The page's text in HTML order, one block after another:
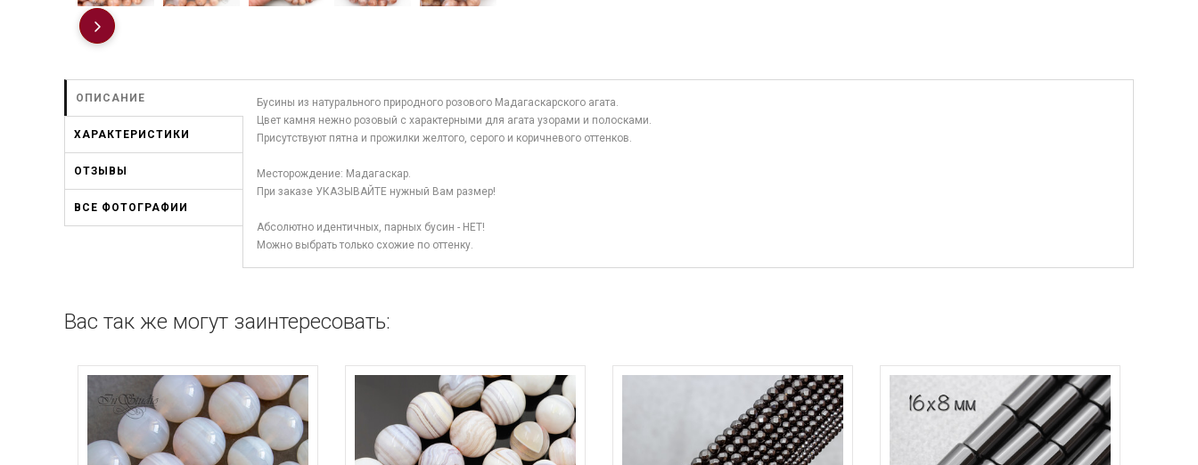
ОПИСАНИЕ
ХАРАКТЕРИСТИКИ
ОТЗЫВЫ
ВСЕ ФОТОГРАФИИ
Бусины из натурального природного розового Мадагаскарского агата.
Цвет камня нежно розовый с характерными для агата узорами и полосками.
Присутствуют пятна и прожилки желтого, серого и коричневого оттенков.
Месторождение: Мадагаскар.
При заказе УКАЗЫВАЙТЕ нужный Вам размер!
Абсолютно идентичных, парных бусин - НЕТ!
Можно выбрать только схожие по оттенку.
Вас так же могут заинтересовать: